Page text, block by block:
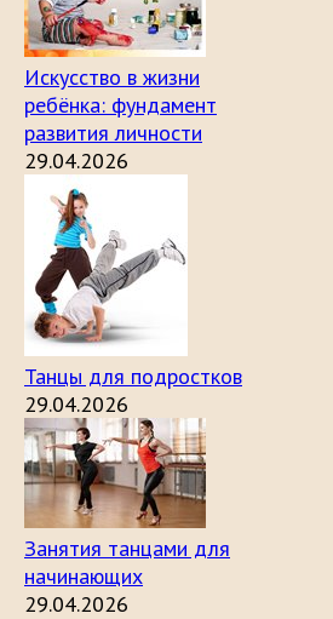
Искусство в жизни
ребёнка: фундамент
развития личности
29.04.2026
Танцы для подростков
29.04.2026
Занятия танцами для
начинающих
29.04.2026